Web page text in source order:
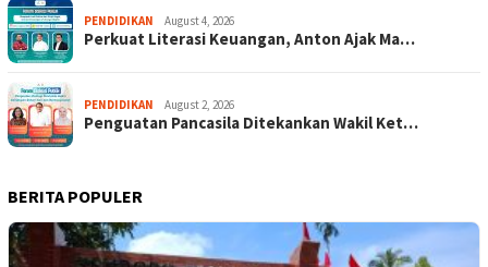
PENDIDIKAN August 4, 2026
Perkuat Literasi Keuangan, Anton Ajak Ma…
PENDIDIKAN August 2, 2026
Penguatan Pancasila Ditekankan Wakil Ket…
BERITA POPULER